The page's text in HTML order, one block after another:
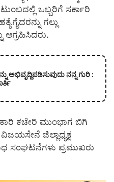
ಒಬ್ಬರಿಗೆ ಸರ್ಕಾರಿ
ಗಲ್ಲು
ಆಗ್ರಹಿಸಿದರು.
ಅಭಿವೃದ್ದಿಪಡಿಸುವುದು ನನ್ನ ಗುರಿ :
ಕಚೇರಿ ಮುಂಭಾಗ ಬಿಗಿ
ಜಿಲ್ಲಾಧ್ಯಕ್ಷ
ಸಂಘಟನೆಗಳು ಪ್ರಮುಖರು